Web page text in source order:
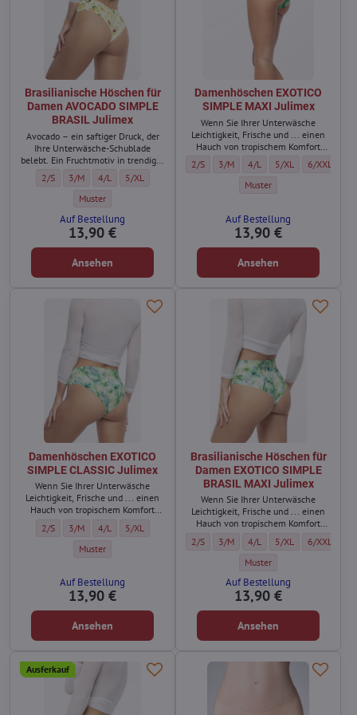
Brasilianische Höschen für
Damen AVOCADO SIMPLE
BRASIL Julimex
Avocado – ein saftiger Druck, der
Ihre Unterwäsche-Schublade
belebt. Ein Fruchtmotiv in trendiger
Aufmerksamkeit erregen!
Brasilianische Höschen für Damen AVOCADO SIMPLE BRASIL Julimex - Größe:
2/S Brasilianische Höschen für Damen AVOCADO SIMPLE BRASIL Julimex -
3/M Brasilianische Höschen für Damen AVOCADO SIMPLE BRASIL
4/L Brasilianische Höschen für Damen AVOCADO SIMPLE
5/XL
Brasilianische Höschen für Damen AVOCADO SIMPLE BRASIL Julimex
Muster
Auf Bestellung
13,90 €
Ansehen
Damenhöschen EXOTICO
SIMPLE MAXI Julimex
Wenn Sie Ihrer Unterwäsche
Leichtigkeit, Frische und ... einen
Hauch von tropischem Komfort
Sie sich für das klassische Exotico
MAXI.
Damenhöschen EXOTICO SIMPLE MAXI
2/S Damenhöschen EXOTICO SIMPLE
3/M Damenhöschen EXOTICO
4/L Damenhöschen
5/XL
6/XXL
Damenhöschen EXOTICO
Muster
Auf Bestellung
13,90 €
Ansehen
Damenhöschen EXOTICO
SIMPLE CLASSIC Julimex
Wenn Sie Ihrer Unterwäsche
Leichtigkeit, Frische und ... einen
Hauch von tropischem Komfort
Sie sich für das klassische Exotico.
Damenhöschen EXOTICO SIMPLE CLASSIC Julimex - Größe:
2/S Damenhöschen EXOTICO SIMPLE CLASSIC Julimex - Größe:
3/M Damenhöschen EXOTICO SIMPLE CLASSIC Julimex - Größe:
4/L Damenhöschen EXOTICO SIMPLE CLASSIC Julimex -
5/XL
Damenhöschen EXOTICO SIMPLE CLASSIC Julimex - Farbe:
Muster
Auf Bestellung
13,90 €
Ansehen
Brasilianische Höschen für
Damen EXOTICO SIMPLE
BRASIL MAXI Julimex
Wenn Sie Ihrer Unterwäsche
Leichtigkeit, Frische und ... einen
Hauch von tropischem Komfort
Sie sich für Exotico MAXI.
Brasilianische Höschen für Damen
2/S Brasilianische Höschen für Damen
3/M Brasilianische Höschen für
4/L Brasilianische
5/XL
6/XXL
Brasilianische Höschen für
Muster
Auf Bestellung
13,90 €
Ansehen
Ausferkauf